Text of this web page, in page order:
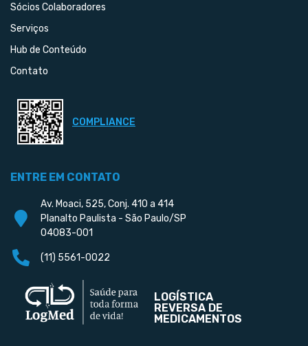
Sócios Colaboradores
Serviços
Hub de Conteúdo
Contato
COMPLIANCE
ENTRE EM CONTATO
Av. Moaci, 525, Conj. 410 a 414
Planalto Paulista - São Paulo/SP
04083-001
(11) 5561-0022
LOGÍSTICA
REVERSA DE
MEDICAMENTOS